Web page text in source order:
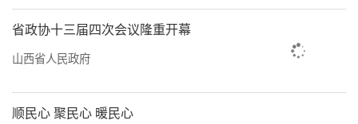
省政协十三届四次会议隆重开幕
山西省人民政府
顺民心 聚民心 暖民心